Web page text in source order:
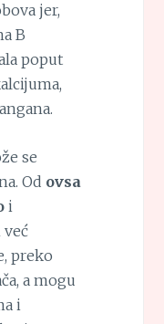
jer,
B
poput
se
Od ovsa
i
preko
a mogu
i